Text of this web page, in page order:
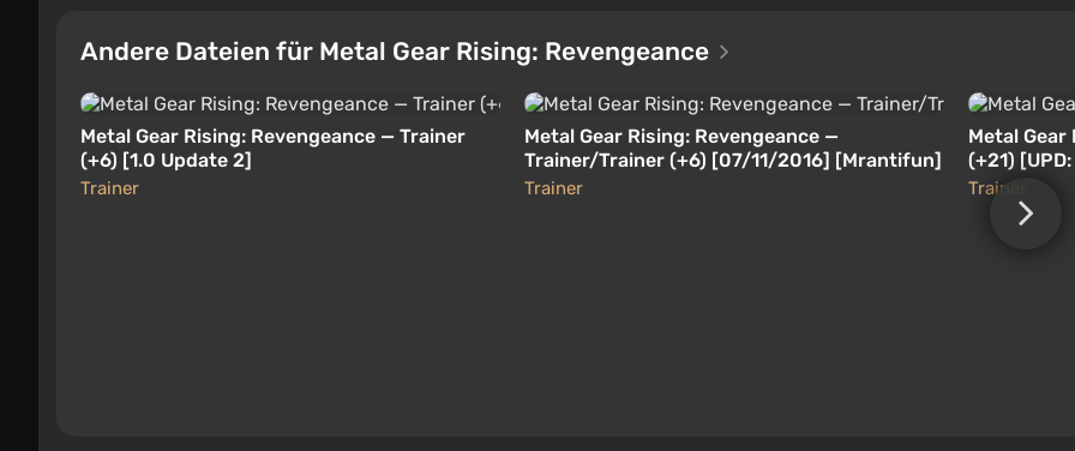
Andere Dateien für Metal Gear Rising: Revengeance
Metal Gear Rising: Revengeance — Trainer
(+6) [1.0 Update 2]
Trainer
Metal Gear Rising: Revengeance —
Trainer/Trainer (+6) [07/11/2016] [Mrantifun]
Trainer
Metal Gear
(+21)
Trainer